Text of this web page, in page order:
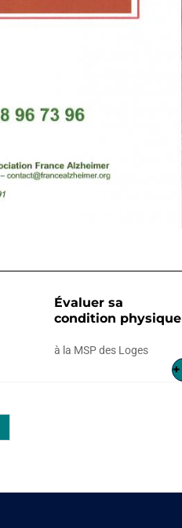
Évaluer sa
condition physique
à la MSP des Loges
+